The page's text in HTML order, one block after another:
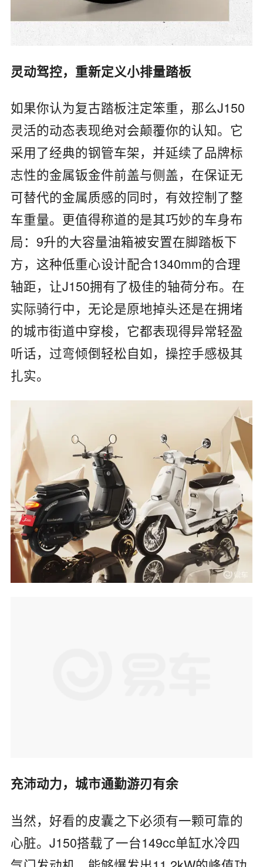
灵动驾控，重新定义小排量踏板
如果你认为复古踏板注定笨重，那么J150
灵活的动态表现绝对会颠覆你的认知。它
采用了经典的钢管车架，并延续了品牌标
志性的金属钣金件前盖与侧盖，在保证无
可替代的金属质感的同时，有效控制了整
车重量。更值得称道的是其巧妙的车身布
局：9升的大容量油箱被安置在脚踏板下
方，这种低重心设计配合1340mm的合理
轴距，让J150拥有了极佳的轴荷分布。在
实际骑行中，无论是原地掉头还是在拥堵
的城市街道中穿梭，它都表现得异常轻盈
听话，过弯倾倒轻松自如，操控手感极其
扎实。
充沛动力，城市通勤游刃有余
当然，好看的皮囊之下必须有一颗可靠的
心脏。J150搭载了一台149cc单缸水冷四